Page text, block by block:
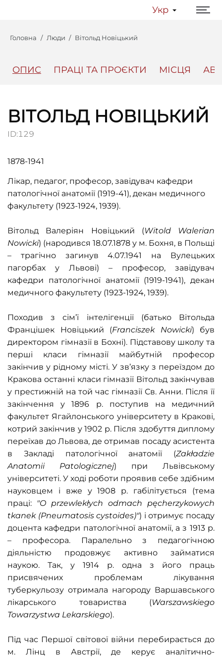
Укр
Головна Люди Вітольд Новіцький
ОПИС ПРАЦІ ТА ПРОЄКТИ МІСЦЯ
ВІТОЛЬД НОВІЦЬКИЙ
ID:129
1878-1941
Лікар, педагог, професор, завідувач кафедри
патологічної анатомії (1919-41), декан медичного
факультету (1923-1924, 1939).
Вітольд Валеріян Новіцький (Witold Walerian
Nowicki) (народився 18.07.1878 у м. Бохня, в Польщі
– трагічно загинув 4.07.1941 на Вулецьких
пагорбах у Львові) – професор, завідувач
кафедри патологічної анатомії (1919-1941), декан
медичного факультету (1923-1924, 1939).
Походив з сім’ї інтелігенції (батько Вітольда
Францішек Новіцький (Franciszek Nowicki) був
директором гімназії в Бохні). Підставову школу та
перші класи гімназії майбутній професор
закінчив у рідному місті. У зв’язку з переїздом до
Кракова останні класи гімназії Вітольд закінчував
у престижній на той час гімназії Св. Анни. Після її
закінчення у 1896 р. поступив на медичний
факультет Ягайлонського університету в Кракові,
котрий закінчив у 1902 р. Після здобуття диплому
переїхав до Львова, де отримав посаду асистента
в Закладі патологічної анатомії (Zakładzie
Anatomii Patologicznej) при Львівському
університеті. У ході роботи проявив себе здібним
науковцем і вже у 1908 р. габілітується (тема
праці: "O przewlekłych odmach pęcherzykowych
tkanek (Pneumatosis cystoides)") і отримує посаду
доцента кафедри патологічної анатомії, а з 1913 р.
– професора. Паралельно з педагогічною
діяльністю продовжує активно займатися
наукою. Так, у 1914 р. одна з його праць
присвячених проблемам лікування
туберкульозу отримала нагороду Варшавського
лікарського товариства (Warszawskiego
Towarzystwa Lekarskiego).
Під час Першої світової війни перебирається до
м. Лінц в Австрії, де керує аналітично-